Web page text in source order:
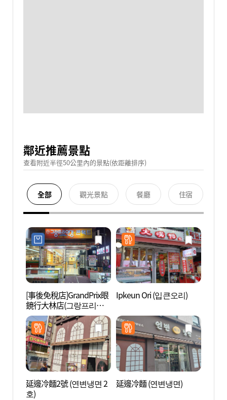
鄰近推薦景點
查看附近半徑50公里內的景點(依距離排序)
全部 觀光景點 餐廳 住宿
[事後免稅店]GrandPrix眼
鏡行大林店(그랑프리안
경원 대림점)
Ipkeun Ori (입큰오리)
延邊冷麵2號 (연변냉면 2
호)
延邊冷麵 (연변냉면)